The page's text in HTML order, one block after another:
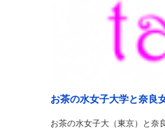
お茶の水女子大学と奈良
お茶の水女子大（東京）と奈